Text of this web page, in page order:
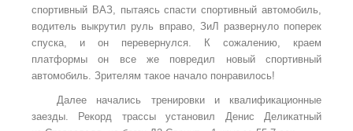
спортивный ВАЗ, пытаясь спасти спортивный автомобиль,
водитель выкрутил руль вправо, ЗиЛ развернуло поперек
спуска, и он перевернулся. К сожалению, краем
платформы он все же повредил новый спортивный
автомобиль. Зрителям такое начало понравилось!
Далее начались тренировки и квалификационные
заезды. Рекорд трассы установил Денис Деликатный